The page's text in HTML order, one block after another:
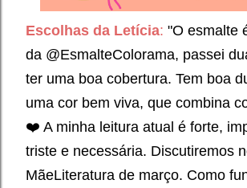
Escolhas da Letícia: "O esmalte
da @EsmalteColorama, passei
ter uma boa cobertura. Tem boa
uma cor bem viva, que combina
❤️ A minha leitura atual é forte,
triste e necessária. Discutiremos
MãeLiteratura de março. Como